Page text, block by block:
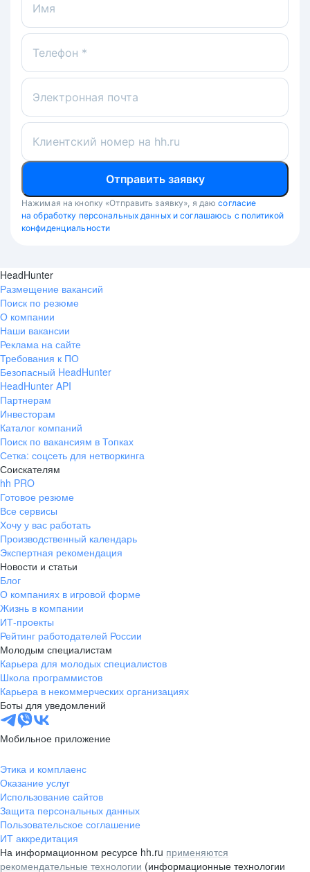
Имя
Телефон *
Электронная почта
Клиентский номер на hh.ru
Отправить заявку
Нажимая на кнопку «Отправить заявку», я даю согласие
на обработку персональных данных и соглашаюсь с политикой
конфиденциальности
HeadHunter
Размещение вакансий
Поиск по резюме
О компании
Наши вакансии
Реклама на сайте
Требования к ПО
Безопасный HeadHunter
HeadHunter API
Партнерам
Инвесторам
Каталог компаний
Поиск по вакансиям в Топках
Сетка: соцсеть для нетворкинга
Соискателям
hh PRO
Готовое резюме
Все сервисы
Хочу у вас работать
Производственный календарь
Экспертная рекомендация
Новости и статьи
Блог
О компаниях в игровой форме
Жизнь в компании
ИТ-проекты
Рейтинг работодателей России
Молодым специалистам
Карьера для молодых специалистов
Школа программистов
Карьера в некоммерческих организациях
Боты для уведомлений
Мобильное приложение
Этика и комплаенс
Оказание услуг
Использование сайтов
Защита персональных данных
Пользовательское соглашение
ИТ аккредитация
На информационном ресурсе hh.ru применяются
рекомендательные технологии (информационные технологии